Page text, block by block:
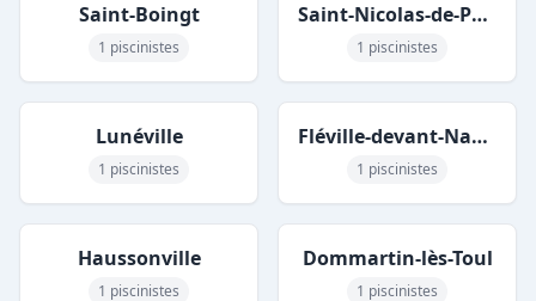
Saint-Boingt
1 piscinistes
Saint-Nicolas-de-Port
1 piscinistes
Lunéville
1 piscinistes
Fléville-devant-Nancy
1 piscinistes
Haussonville
1 piscinistes
Dommartin-lès-Toul
1 piscinistes